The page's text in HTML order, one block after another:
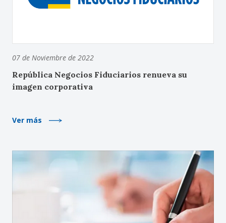
07 de Noviembre de 2022
República Negocios Fiduciarios renueva su
imagen corporativa
Ver más